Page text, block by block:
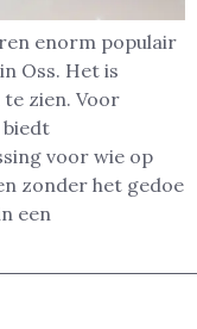
enorm populair
Oss. Het is
zien. Voor
biedt
voor wie op
zonder het gedoe
een